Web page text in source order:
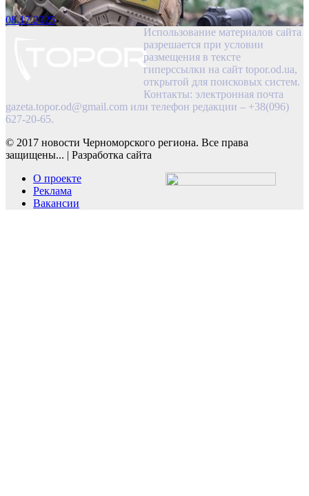
08.17.2025
Использование материалов сайта
разрешается при условии
размещения в тексте
гиперссылки на сайт topor.od.ua,
открытой для поисковых систем.
Контакты: электронная почта
gazeta.topor.od@gmail.com или телефон редакции – +38(096)
627-20-65.
© 2017 новости Черноморского региона. Все права
защищены... | Разработка сайта
О проекте
Реклама
Вакансии